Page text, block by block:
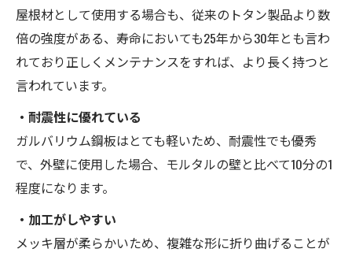
屋根材として使用する場合も、従来のトタン製品より数
倍の強度がある、寿命においても25年から30年とも言わ
れており正しくメンテナンスをすれば、より長く持つと
言われています。
・耐震性に優れている
ガルバリウム鋼板はとても軽いため、耐震性でも優秀
で、外壁に使用した場合、モルタルの壁と比べて10分の1
程度になります。
・加工がしやすい
メッキ層が柔らかいため、複雑な形に折り曲げることが